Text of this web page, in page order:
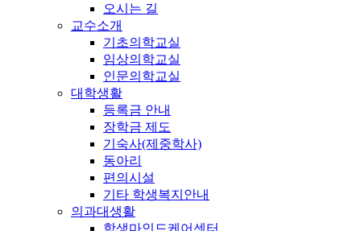
오시는 길
교수소개
기초의학교실
임상의학교실
인문의학교실
대학생활
등록금 안내
장학금 제도
기숙사(제중학사)
동아리
편의시설
기타 학생복지안내
의과대생활
학생마인드케어센터